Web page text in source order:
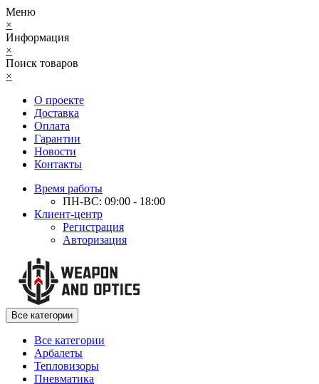
Меню
×
Информация
×
Поиск товаров
×
О проекте
Доставка
Оплата
Гарантии
Новости
Контакты
Время работы
ПН-ВС: 09:00 - 18:00
Клиент-центр
Регистрация
Авторизация
Все категории
Все категории
Арбалеты
Тепловизоры
Пневматика